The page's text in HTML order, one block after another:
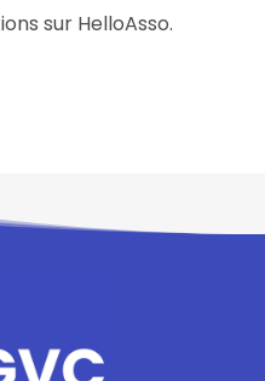
sur HelloAsso.